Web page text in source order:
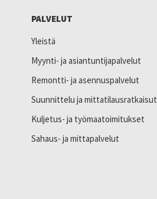
PALVELUT
Yleistä
Myynti- ja asiantuntijapalvelut
Remontti- ja asennuspalvelut
Suunnittelu ja mittatilausratkaisut
Kuljetus- ja työmaatoimitukset
Sahaus- ja mittapalvelut